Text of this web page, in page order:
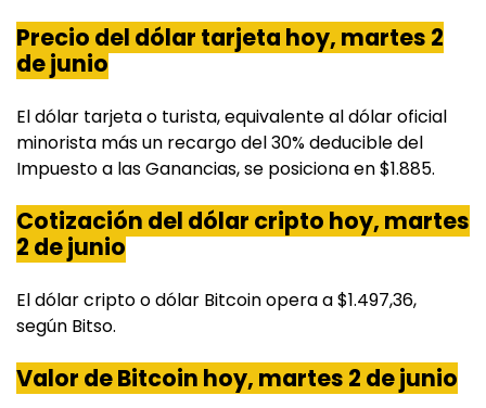
Precio del dólar tarjeta hoy, martes 2
de junio
El dólar tarjeta o turista, equivalente al dólar oficial
minorista más un recargo del 30% deducible del
Impuesto a las Ganancias, se posiciona en $1.885.
Cotización del dólar cripto hoy, martes
2 de junio
El dólar cripto o dólar Bitcoin opera a $1.497,36,
según Bitso.
Valor de Bitcoin hoy, martes 2 de junio